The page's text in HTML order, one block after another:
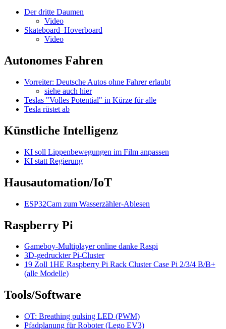
Der dritte Daumen
Video
Skateboard–Hoverboard
Video
Autonomes Fahren
Vorreiter: Deutsche Autos ohne Fahrer erlaubt
siehe auch hier
Teslas "Volles Potential" in Kürze für alle
Tesla rüstet ab
Künstliche Intelligenz
KI soll Lippenbewegungen im Film anpassen
KI statt Regierung
Hausautomation/IoT
ESP32Cam zum Wasserzähler-Ablesen
Raspberry Pi
Gameboy-Multiplayer online danke Raspi
3D-gedruckter Pi-Cluster
19 Zoll 1HE Raspberry Pi Rack Cluster Case Pi 2/3/4 B/B+
(alle Modelle)
Tools/Software
OT: Breathing pulsing LED (PWM)
Pfadplanung für Roboter (Lego EV3)